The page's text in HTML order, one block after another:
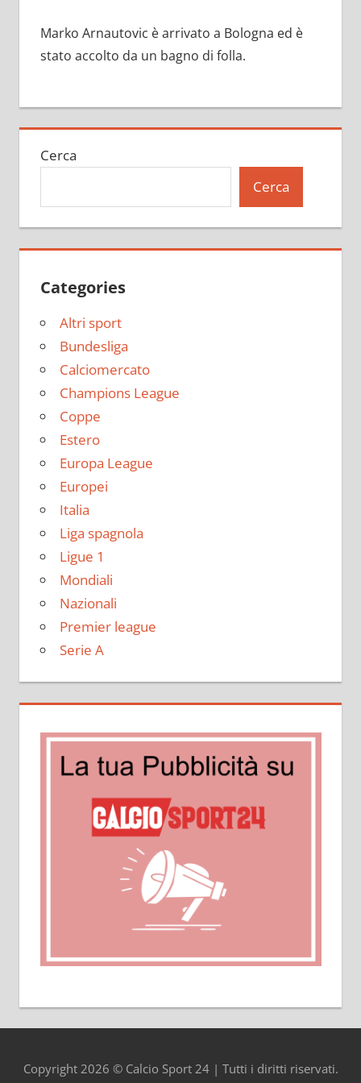
Marko Arnautovic è arrivato a Bologna ed è
stato accolto da un bagno di folla.
Cerca
Cerca
Categories
Altri sport
Bundesliga
Calciomercato
Champions League
Coppe
Estero
Europa League
Europei
Italia
Liga spagnola
Ligue 1
Mondiali
Nazionali
Premier league
Serie A
Copyright 2026 © Calcio Sport 24 | Tutti i diritti riservati.